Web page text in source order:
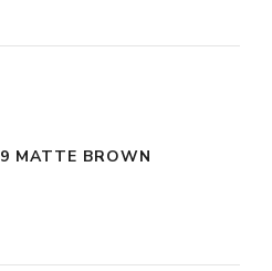
MATTE BROWN